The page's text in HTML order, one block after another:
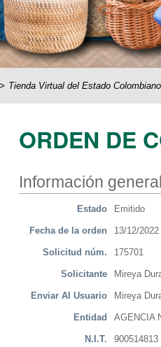
Tienda Virtual del Estado Colombiano
ORDEN DE
Información general
Estado Emitido
Fecha de la orden 13/12/2022
Solicitud núm. 175701
Solicitante Mireya
Enviar Al Usuario Mireya
Entidad AGENCIA
N.I.T. 900514813